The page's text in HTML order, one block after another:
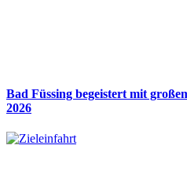
Bad Füssing begeistert mit
2026